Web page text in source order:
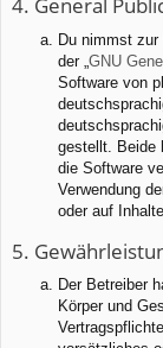
Du nimmst
der „ GNU
Software von
gestellt. Beide
die Software
Verwendung
oder auf
5.
Der Betreiber
Körper und